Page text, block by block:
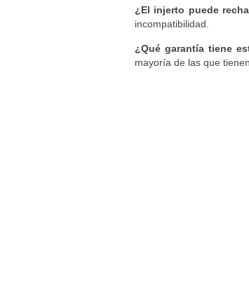
¿El injerto puede
incompatibilidad.
¿Qué garantía tiene
mayoría de las que